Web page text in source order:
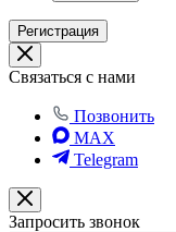
Регистрация
Связаться с нами
Позвонить
MAX
Telegram
Запросить звонок